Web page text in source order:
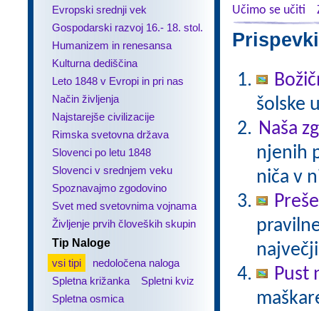
Evropski srednji vek
Gospodarski razvoj 16.- 18. stol.
Humanizem in renesansa
Kulturna dediščina
Leto 1848 v Evropi in pri nas
Način življenja
Najstarejše civilizacije
Rimska svetovna država
Slovenci po letu 1848
Slovenci v srednjem veku
Spoznavajmo zgodovino
Svet med svetovnima vojnama
Življenje prvih človeških skupin
Tip Naloge
vsi tipi
nedoločena naloga
Spletna križanka
Spletni kviz
Spletna osmica
Učimo se učiti
šolske
Naša
njenih
niča v
Pust